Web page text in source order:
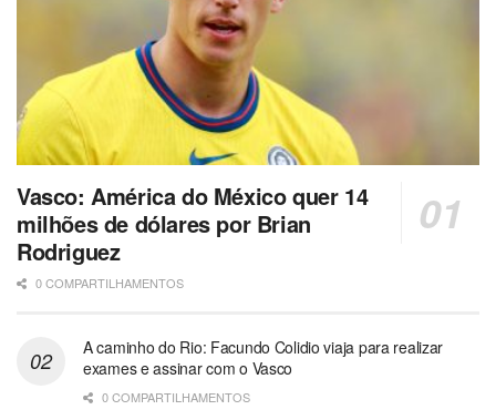
Vasco: América do México quer 14
milhões de dólares por Brian
Rodriguez
0 COMPARTILHAMENTOS
A caminho do Rio: Facundo Colidio viaja para realizar
exames e assinar com o Vasco
0 COMPARTILHAMENTOS